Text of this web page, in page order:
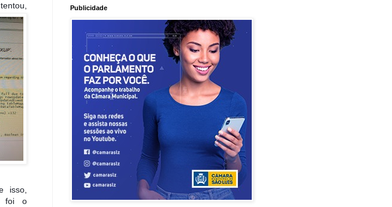
isso,
foi o
Publicidade